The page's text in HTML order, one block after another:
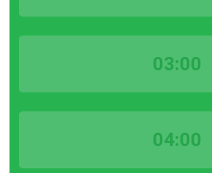
03:00
04:00